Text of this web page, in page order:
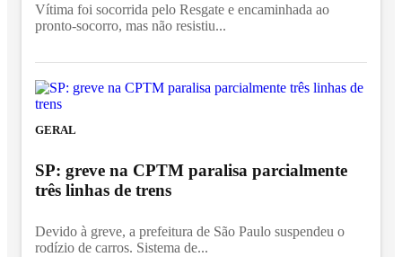
Vítima foi socorrida pelo Resgate e encaminhada ao
pronto-socorro, mas não resistiu...
GERAL
SP: greve na CPTM paralisa parcialmente
três linhas de trens
Devido à greve, a prefeitura de São Paulo suspendeu o
rodízio de carros. Sistema de...